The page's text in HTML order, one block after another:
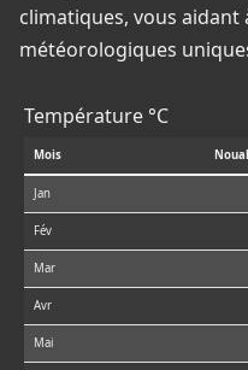
climatiques, vous
météorologiques
Température °C
Mois
Jan
Fév
Mar
Avr
Mai